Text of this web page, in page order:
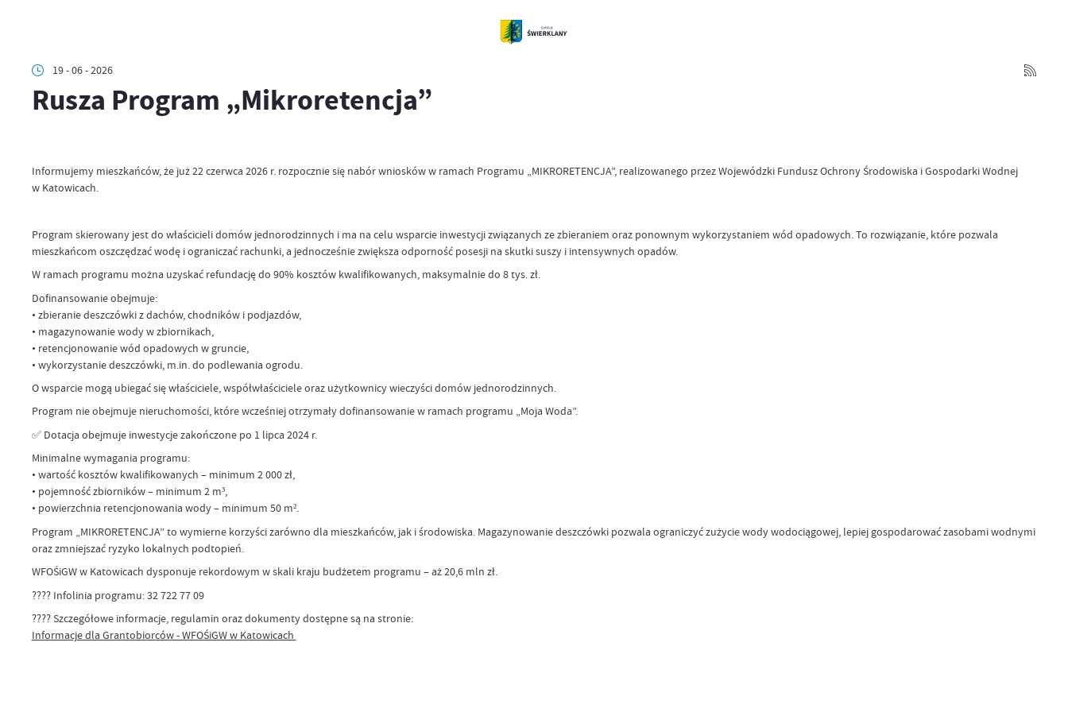
19 - 06 - 2026
Rusza Program „Mikroretencja”
Informujemy mieszkańców, że już 22 czerwca 2026 r. rozpocznie się nabór wniosków w ramach Programu „MIKRORETENCJA”, realizowanego przez Wojewódzki Fundusz Ochrony Środowiska i Gospodarki Wodnej
w Katowicach.
Program skierowany jest do właścicieli domów jednorodzinnych i ma na celu wsparcie inwestycji związanych ze zbieraniem oraz ponownym wykorzystaniem wód opadowych. To rozwiązanie, które pozwala
mieszkańcom oszczędzać wodę i ograniczać rachunki, a jednocześnie zwiększa odporność posesji na skutki suszy i intensywnych opadów.
W ramach programu można uzyskać refundację do 90% kosztów kwalifikowanych, maksymalnie do 8 tys. zł.
Dofinansowanie obejmuje:
• zbieranie deszczówki z dachów, chodników i podjazdów,
• magazynowanie wody w zbiornikach,
• retencjonowanie wód opadowych w gruncie,
• wykorzystanie deszczówki, m.in. do podlewania ogrodu.
O wsparcie mogą ubiegać się właściciele, współwłaściciele oraz użytkownicy wieczyści domów jednorodzinnych.
Program nie obejmuje nieruchomości, które wcześniej otrzymały dofinansowanie w ramach programu „Moja Woda”.
✅ Dotacja obejmuje inwestycje zakończone po 1 lipca 2024 r.
Minimalne wymagania programu:
• wartość kosztów kwalifikowanych – minimum 2 000 zł,
• pojemność zbiorników – minimum 2 m³,
• powierzchnia retencjonowania wody – minimum 50 m².
Program „MIKRORETENCJA” to wymierne korzyści zarówno dla mieszkańców, jak i środowiska. Magazynowanie deszczówki pozwala ograniczyć zużycie wody wodociągowej, lepiej gospodarować zasobami wodnymi
oraz zmniejszać ryzyko lokalnych podtopień.
WFOŚiGW w Katowicach dysponuje rekordowym w skali kraju budżetem programu – aż 20,6 mln zł.
???? Infolinia programu: 32 722 77 09
???? Szczegółowe informacje, regulamin oraz dokumenty dostępne są na stronie:
Informacje dla Grantobiorców - WFOŚiGW w Katowicach